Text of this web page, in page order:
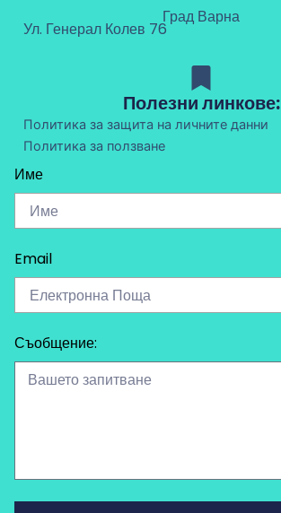
Град Варна
Ул. Генерал Колев 76
Полезни линкове:
Политика за защита на личните данни
Политика за ползване
Име
Email
Съобщение: